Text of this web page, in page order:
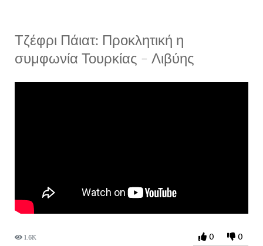
Τζέφρι Πάιατ: Προκλητική η
συμφωνία Τουρκίας - Λιβύης
1.6K 0 0